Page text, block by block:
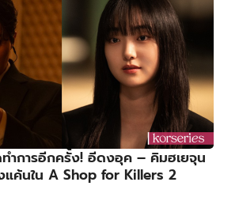
ำการอีกครั้ง! อีดงอุค – คิมฮเยจุน
แค้นใน A Shop for Killers 2